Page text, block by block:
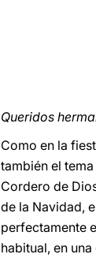
Queridos
Como en la
también el tema
Cordero de
de la Navidad,
perfectamente
habitual, en